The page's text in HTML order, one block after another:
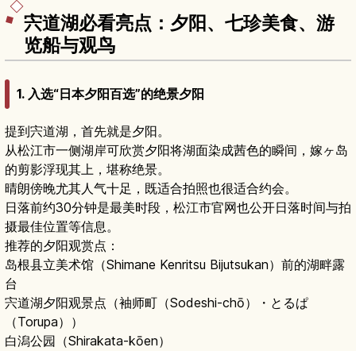
宍道湖必看亮点：夕阳、七珍美食、游
览船与观鸟
1. 入选“日本夕阳百选”的绝景夕阳
提到宍道湖，首先就是夕阳。
从松江市一侧湖岸可欣赏夕阳将湖面染成茜色的瞬间，嫁ヶ岛
的剪影浮现其上，堪称绝景。
晴朗傍晚尤其人气十足，既适合拍照也很适合约会。
日落前约30分钟是最美时段，松江市官网也公开日落时间与拍
摄最佳位置等信息。
推荐的夕阳观赏点：
岛根县立美术馆（Shimane Kenritsu Bijutsukan）前的湖畔露
台
宍道湖夕阳观景点（袖师町（Sodeshi-chō）・とるぱ
（Torupa））
白潟公园（Shirakata-kōen）